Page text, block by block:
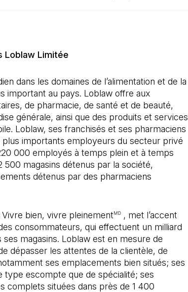
Loblaw Limitée
dans les domaines de l’alimentation et de la
important au pays. Loblaw offre aux
de pharmacie, de santé et de beauté,
générale, ainsi que des produits et services
Loblaw, ses franchisés et ses pharmaciens
importants employeurs du secteur privé
000 employés à temps plein et à temps
500 magasins détenus par la société,
détenus par des pharmaciens
Vivre bien, vivre pleinementMD, met l’accent
consommateurs, qui effectuent un milliard
magasins. Loblaw est en mesure de
dépasser les attentes de la clientèle, de
ses emplacements bien situés; ses
type escompte que de spécialité; ses
complets situées dans près de 1 400